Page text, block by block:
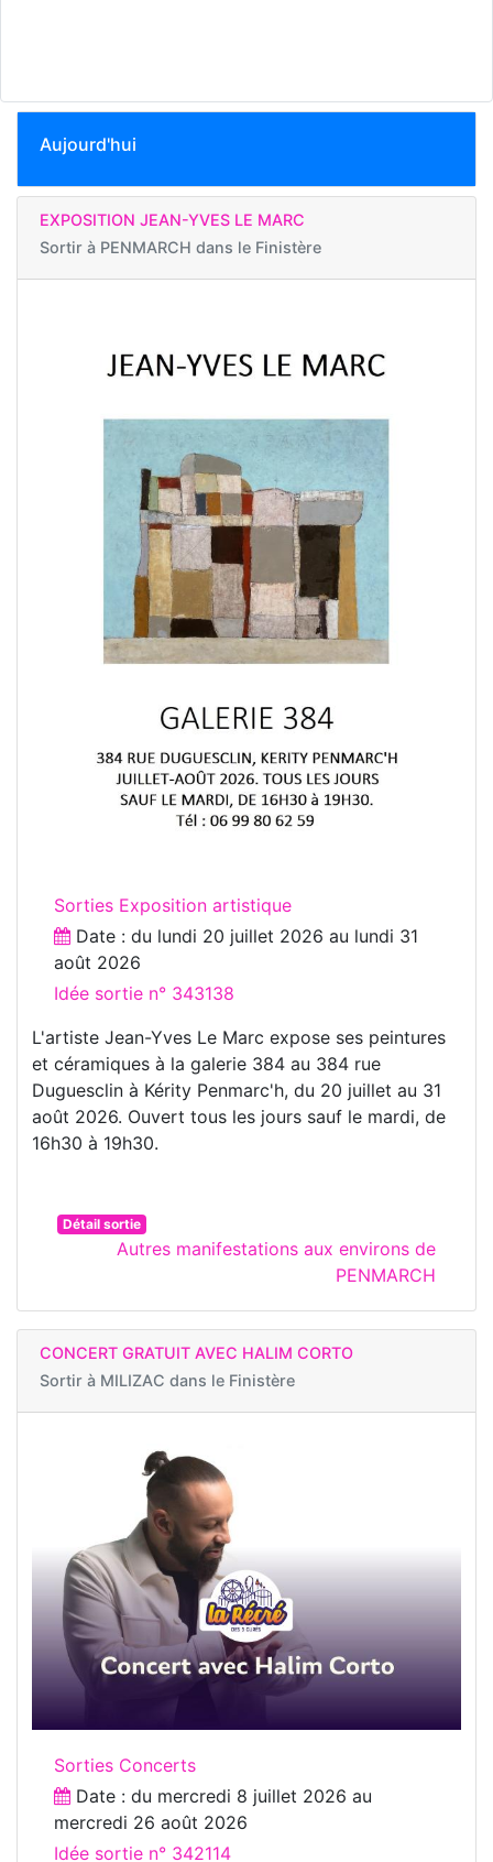
Aujourd'hui
EXPOSITION JEAN-YVES LE MARC
Sortir à PENMARCH dans le Finistère
Sorties Exposition artistique
Date : du lundi 20 juillet 2026 au lundi 31
août 2026
Idée sortie n° 343138
L'artiste Jean-Yves Le Marc expose ses peintures
et céramiques à la galerie 384 au 384 rue
Duguesclin à Kérity Penmarc'h, du 20 juillet au 31
août 2026. Ouvert tous les jours sauf le mardi, de
16h30 à 19h30.
Détail sortie
Autres manifestations aux environs de
PENMARCH
CONCERT GRATUIT AVEC HALIM CORTO
Sortir à MILIZAC dans le Finistère
Sorties Concerts
Date : du mercredi 8 juillet 2026 au
mercredi 26 août 2026
Idée sortie n° 342114